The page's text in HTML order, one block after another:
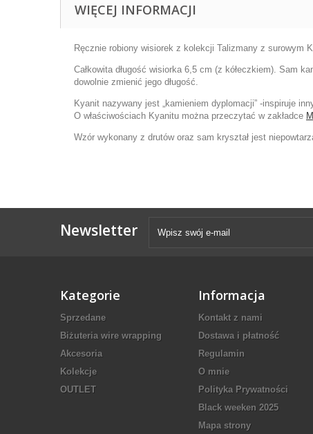
WIĘCEJ INFORMACJI
Ręcznie robiony wisiorek z kolekcji Talizmany z surowym
Całkowita długość wisiorka 6,5 cm (z kółeczkiem). Sam
dowolnie zmienić jego długość.
Kyanit nazywany jest „kamieniem dyplomacji” -inspiruje
O właściwościach Kyanitu można przeczytać w zakładce
Wzór wykonany z drutów oraz sam kryształ jest
Newsletter
Kategorie
Sprzedane
Biżuteria wire wrapping
Akcesoria
Kolekcje
OUTLET
Informacja
Kontakt z nami
Dostawa i płatność
Regulamin
O mnie
Polityka Prywatności
Black weeken 2025
Mapa strony